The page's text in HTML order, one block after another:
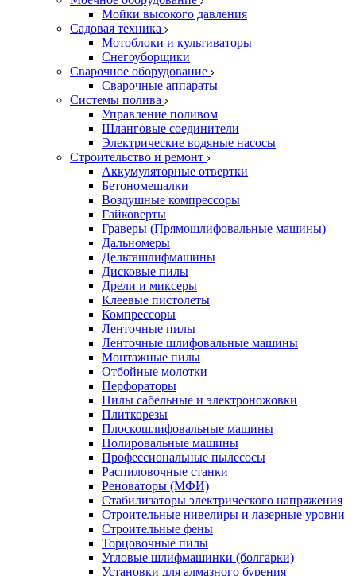
Мойки высокого давления
Садовая техника
Мотоблоки и культиваторы
Снегоуборщики
Сварочное оборудование
Сварочные аппараты
Системы полива
Управление поливом
Шланговые соединители
Электрические водяные насосы
Строительство и ремонт
Аккумуляторные отвертки
Бетономешалки
Воздушные компрессоры
Гайковерты
Граверы (Прямошлифовальные машины)
Дальномеры
Дельташлифмашины
Дисковые пилы
Дрели и миксеры
Клеевые пистолеты
Компрессоры
Ленточные пилы
Ленточные шлифовальные машины
Монтажные пилы
Отбойные молотки
Перфораторы
Пилы сабельные и электроножовки
Плиткорезы
Плоскошлифовальные машины
Полировальные машины
Профессиональные пылесосы
Распиловочные станки
Реноваторы (МФИ)
Стабилизаторы электрического напряжения
Строительные нивелиры и лазерные уровни
Строительные фены
Торцовочные пилы
Угловые шлифмашинки (болгарки)
Установки для алмазного бурения